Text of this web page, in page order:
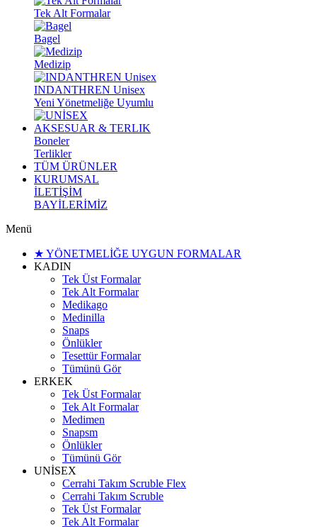
Tek Alt Formalar
Bagel
Medizip
INDANTHREN Unisex
Yeni Yönetmeliğe Uyumlu
AKSESUAR & TERLIK
Boneler
Terlikler
TÜM ÜRÜNLER
KURUMSAL
İLETİŞİM
BAYİLERİMİZ
Menü
★ YÖNETMELİĞE UYGUN FORMALAR
KADIN
Tek Üst Formalar
Tek Alt Formalar
Medikago
Medinilla
Snaps
Önlükler
Tesettür Formalar
Tümünü Gör
ERKEK
Tek Üst Formalar
Tek Alt Formalar
Medimen
Snapsm
Önlükler
Tümünü Gör
UNİSEX
Cerrahi Takım Scruble Flex
Cerrahi Takım Scruble
Tek Üst Formalar
Tek Alt Formalar